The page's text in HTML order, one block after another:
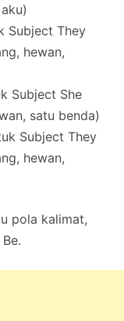
Subject They
hewan,
Subject She
satu benda)
Subject They
hewan,
pola kalimat,